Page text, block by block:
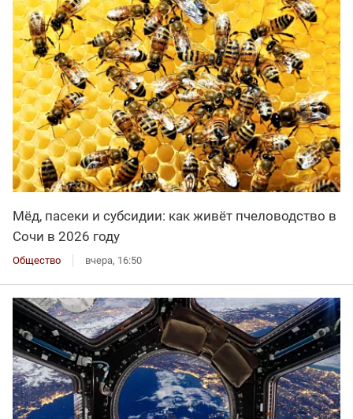
Мёд, пасеки и субсидии: как живёт пчеловодство в
Сочи в 2026 году
Общество вчера, 16:50